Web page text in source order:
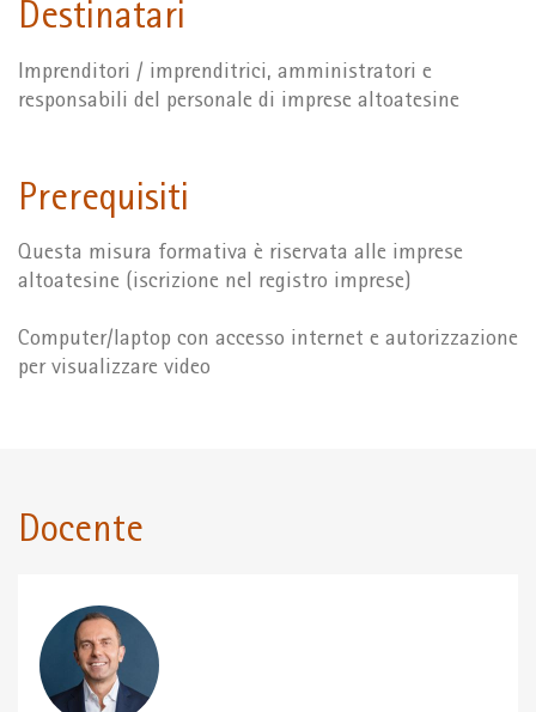
Destinatari
Imprenditori / imprenditrici, amministratori e
responsabili del personale di imprese altoatesine
Prerequisiti
Questa misura formativa è riservata alle imprese
altoatesine (iscrizione nel registro imprese)
Computer/laptop con accesso internet e autorizzazione
per visualizzare video
Docente